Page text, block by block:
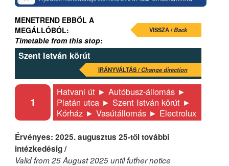
MENETREND EBBŐL A
MEGÁLLÓBÓL:
Timetable from this stop:
VISSZA /Back
Szent István körút
IRÁNYVÁLTÁS /Change direction
1
Hatvani út ► Autóbusz-állomás ►
Platán utca ► Szent István körút ►
Kórház ► Vasútállomás ► Electrolux
Érvényes: 2025. augusztus 25-től további
intézkedésig /
Valid from 25 August 2025 until futher notice